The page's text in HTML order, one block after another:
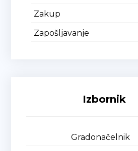
Zakup
Zapošljavanje
Izbornik
Gradonačelnik